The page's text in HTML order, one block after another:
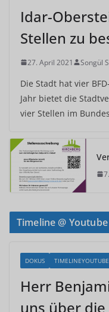
Idar-
Stellen zu
27. April 2021 Songül
Die Stadt hat vier
Jahr bietet die
vier Stellen im
Timeline @ Youtube
DOKUS TIMELINEYOUTUBE
Herr
uns über